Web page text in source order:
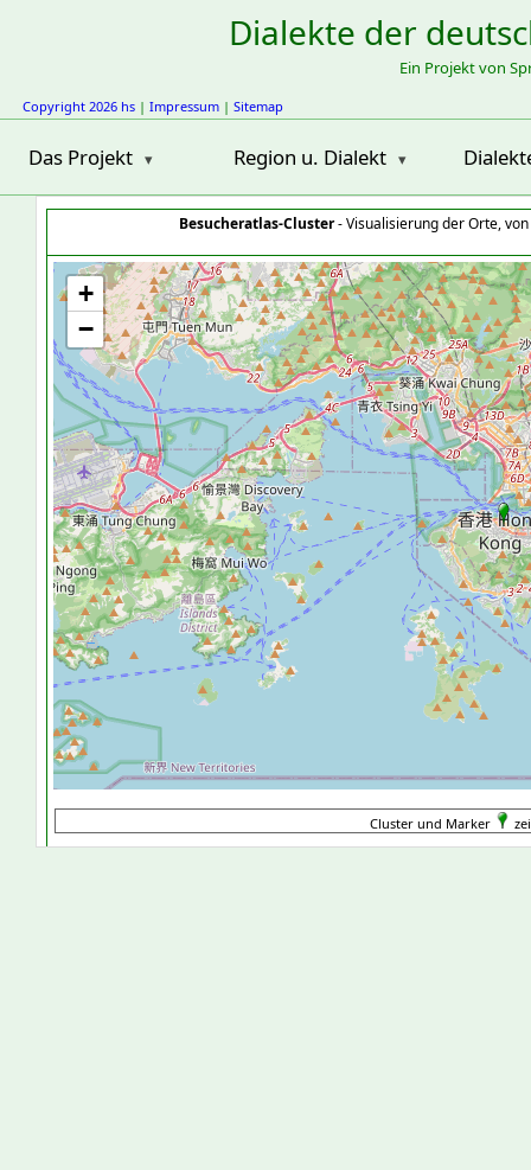
Dialekte der
Ein Projekt von
Copyright 2026 hs | Impressum | Sitemap
Das Projekt Region u. Dialekt
Besucheratlas-Cluster- Visualisierung der Orte,
+
−
Cluster und Marker